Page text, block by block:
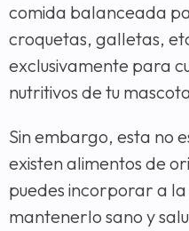
comida balanceada
croquetas, galletas,
exclusivamente para
nutritivos de tu
Sin embargo, esta no
existen alimentos de
puedes incorporar a
mantenerlo sano y